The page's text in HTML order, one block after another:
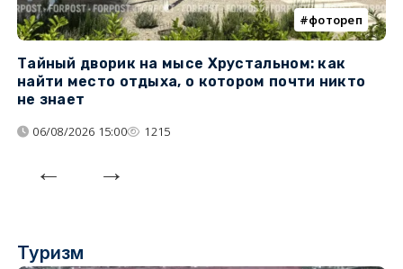
фотореп
Тайный дворик на мысе Хрустальном: как
найти место отдыха, о котором почти никто
не знает
06/08/2026 15:00 1215
Туризм